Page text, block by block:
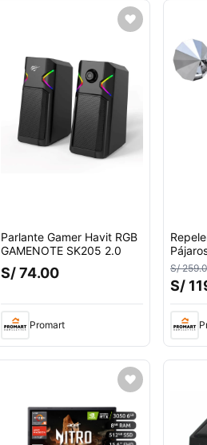
Parlante Gamer Havit RGB
GAMENOTE SK205 2.0
S/ 74.00
Promart
Giro
U
S/
S/